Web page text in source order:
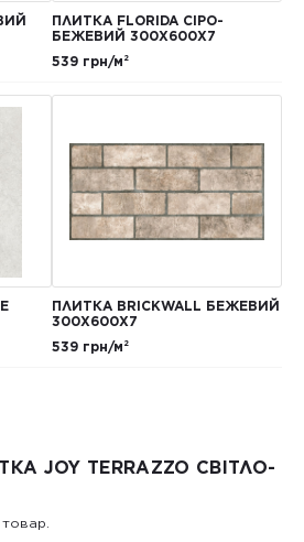
ПЛИТКА FLORIDA СІРО-
БЕЖЕВИЙ 300Х600Х7
539 грн/м²
ПЛИТКА BRICKWALL БЕЖЕВИЙ
300Х600Х7
539 грн/м²
JOY TERRAZZO СВІТЛО-